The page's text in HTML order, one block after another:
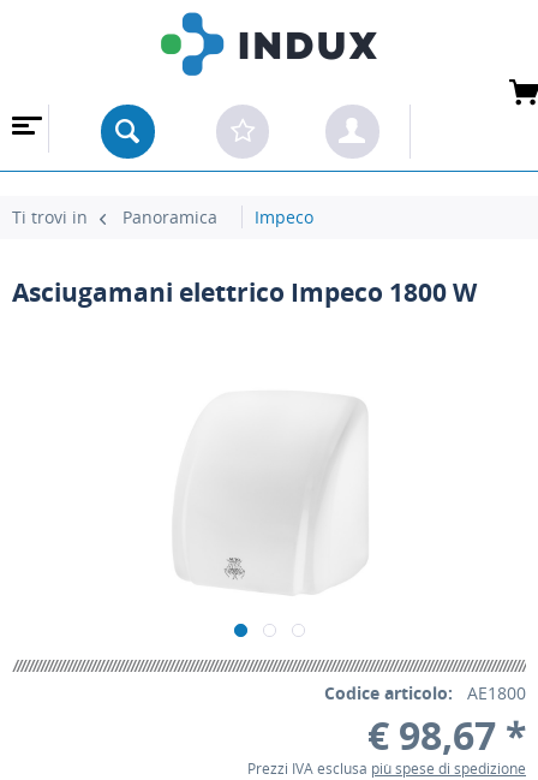
Ti trovi in Panoramica Impeco
Asciugamani elettrico Impeco 1800 W
Codice articolo: AE1800
€ 98,67 *
Prezzi IVA esclusa più spese di spedizione